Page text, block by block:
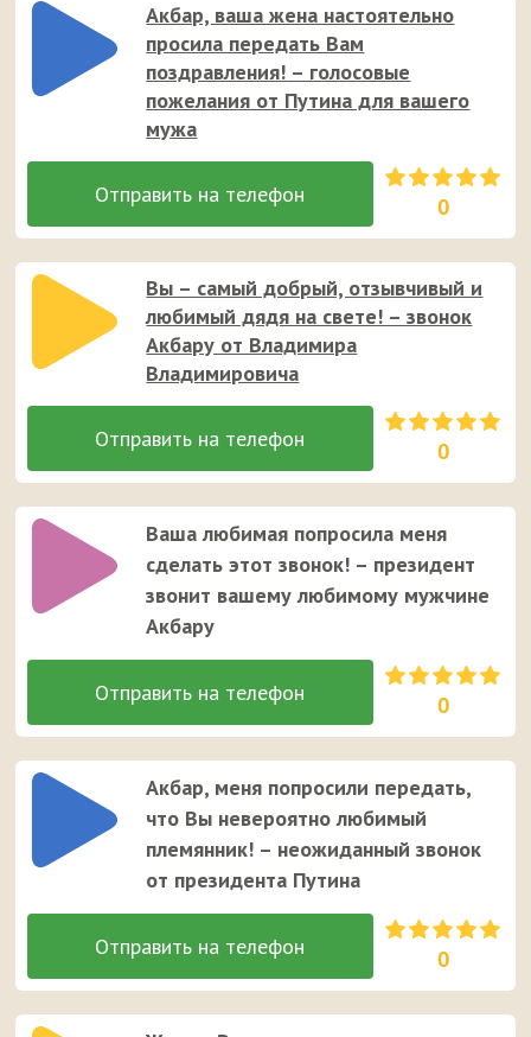
Акбар, ваша жена настоятельно
просила передать Вам
поздравления! – голосовые
пожелания от Путина для вашего
мужа
0
Вы – самый добрый, отзывчивый и
любимый дядя на свете! – звонок
Акбару от Владимира
Владимировича
0
Ваша любимая попросила меня
сделать этот звонок! – президент
звонит вашему любимому мужчине
Акбару
0
Акбар, меня попросили передать,
что Вы невероятно любимый
племянник! – неожиданный звонок
от президента Путина
0